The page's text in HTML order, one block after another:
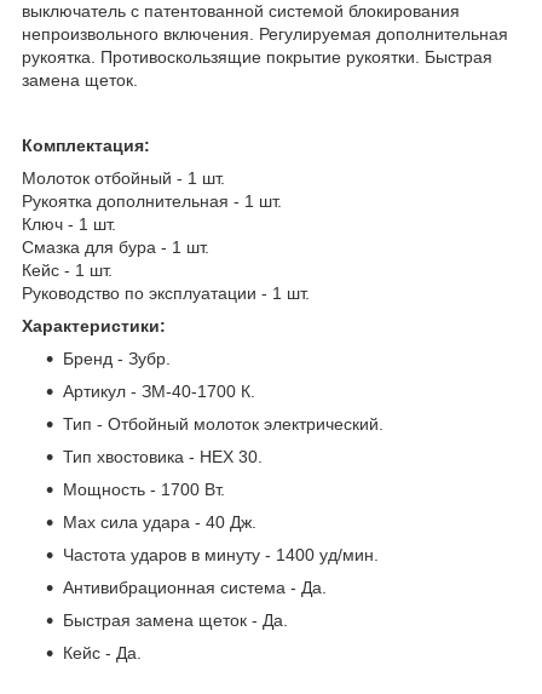
выключатель с патентованной системой блокирования
непроизвольного включения. Регулируемая дополнительная
рукоятка. Противоскользящие покрытие рукоятки. Быстрая
замена щеток.
Комплектация:
Молоток отбойный - 1 шт.
Рукоятка дополнительная - 1 шт.
Ключ - 1 шт.
Смазка для бура - 1 шт.
Кейс - 1 шт.
Руководство по эксплуатации - 1 шт.
Характеристики:
Бренд - Зубр.
Артикул - ЗМ-40-1700 К.
Тип - Отбойный молоток электрический.
Тип хвостовика - HEX 30.
Мощность - 1700 Вт.
Мах сила удара - 40 Дж.
Частота ударов в минуту - 1400 уд/мин.
Антивибрационная система - Да.
Быстрая замена щеток - Да.
Кейс - Да.